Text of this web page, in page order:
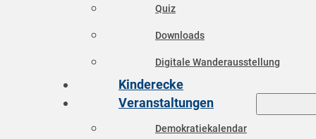
Quiz
Downloads
Digitale Wanderausstellung
Kinderecke
Veranstaltungen
Demokratiekalendar